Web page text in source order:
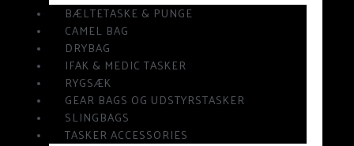
BÆLTETASKE & PUNGE
CAMEL BAG
DRYBAG
IFAK & MEDIC TASKER
RYGSÆK
GEAR BAGS OG UDSTYRSTASKER
SLINGBAGS
TASKER ACCESSORIES